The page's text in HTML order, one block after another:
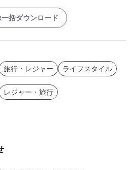
括ダウンロード
旅行・レジャー ライフスタイル
レジャー・旅行